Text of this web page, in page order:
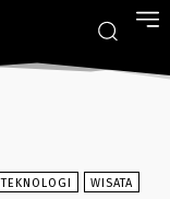
TEKNOLOGI WISATA